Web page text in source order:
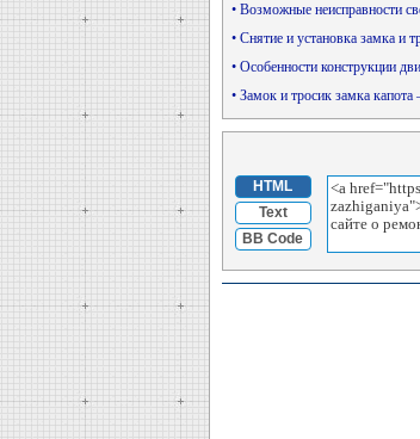
• Возможные неисправности
• Снятие и установка замка и
• Особенности конструкции
• Замок и тросик замка
HTML
Text
BB Code